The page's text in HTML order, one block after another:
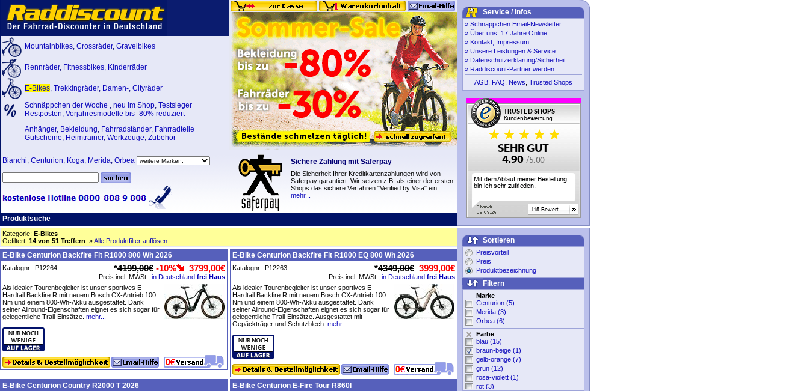
Mountainbikes, Crossräder, Gravelbikes
Rennräder, Fitnessbikes, Kinderräder
E-Bikes, Trekkingräder, Damen-, Cityräder
Schnäppchen der Woche , neu im Shop, Testsieger
Restposten, Vorjahresmodelle bis -80% reduziert
Anhänger, Bekleidung, Fahrradständer, Fahrradteile
Gutscheine, Heimtrainer, Werkzeuge, Zubehör
Service / Infos
» Schnäppchen Email-Newsletter
» Über uns: 17 Jahre Online
» Kontakt, Impressum
» Unsere Leistungen & Service
» Datenschutzerklärung/Sicherheit
» Raddiscount-Partner werden
AGB FAQ News Trusted Shops
Bianchi, Centurion, Koga, Merida, Orbea Sichere Zahlung mit Saferpay
Die Sicherheit Ihrer Kreditkartenzahlungen wird von
Saferpay garantiert. Wir setzen z.B. als einer der ersten
Shops das sichere Verfahren "Verified by Visa" ein.
mehr...
Produktsuche
Kategorie: E-Bikes
Gefiltert: 14 von 51 Treffern »Alle Produktfilter auflösen
E-Bike Centurion Backfire Fit R1000 800 Wh 2026
Katalognr.: P12264 *4199,00€ -10% 3799,00€
Preis incl. MWSt., in Deutschland frei Haus
Als idealer Tourenbegleiter ist unser sportives E-
Hardtail Backfire R mit neuem Bosch CX-Antrieb 100
Nm und einem 800-Wh-Akku ausgestattet. Dank
seiner Allround-Eigenschaften eignet es sich sogar für
gelegentliche Trail-Einsätze. mehr...
E-Bike Centurion Backfire Fit R1000 EQ 800 Wh 2026
Katalognr.: P12263 *4349,00€ 3999,00€
Preis incl. MWSt., in Deutschland frei Haus
Als idealer Tourenbegleiter ist unser sportives E-
Hardtail Backfire R mit neuem Bosch CX-Antrieb 100
Nm und einem 800-Wh-Akku ausgestattet. Dank
seiner Allround-Eigenschaften eignet es sich sogar für
gelegentliche Trail-Einsätze. Ausgestattet mit
Gepäckträger und Schutzblech. mehr...
E-Bike Centurion Country R2000 T 2026 E-Bike Centurion E-Fire Tour R860I
Sortieren
Preisvorteil
Preis
Produktbezeichnung
Filtern
Marke
Centurion (5)
Merida (3)
Orbea (6)
Farbe
blau (15)
braun-beige (1)
gelb-orange (7)
grün (12)
rosa-violett (1)
rot (3)